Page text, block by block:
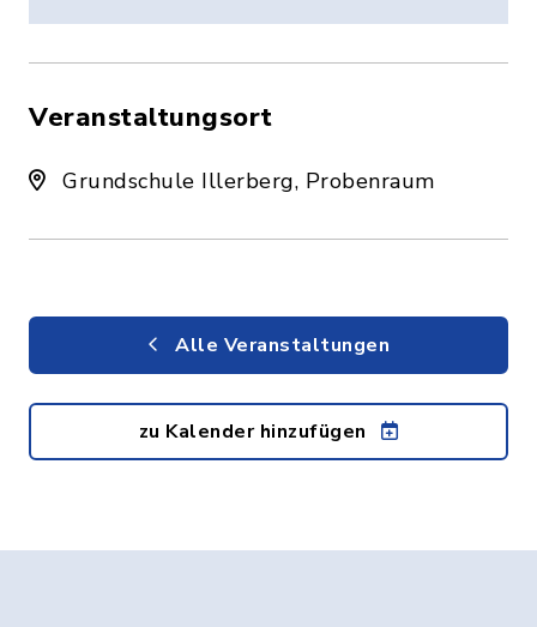
Veranstaltungsort
Grundschule Illerberg, Probenraum
Alle Veranstaltungen
zu Kalender hinzufügen